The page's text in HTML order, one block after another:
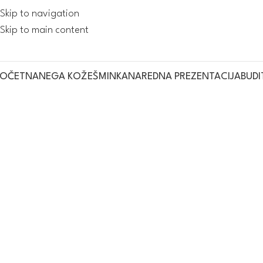
Skip to navigation
Skip to main content
NEGA KOŽEŠMINKANAREDNA PREZENTACIJA